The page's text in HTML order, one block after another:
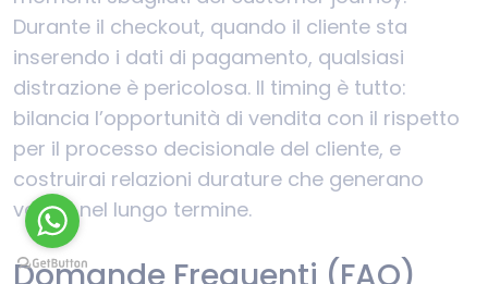
Durante il checkout, quando il cliente sta
inserendo i dati di pagamento, qualsiasi
distrazione è pericolosa. Il timing è tutto:
bilancia l’opportunità di vendita con il rispetto
per il processo decisionale del cliente, e
costruirai relazioni durature che generano
valore nel lungo termine.